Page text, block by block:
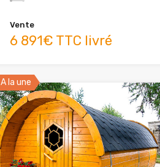
Vente
6 891€ TTC livré
A la une